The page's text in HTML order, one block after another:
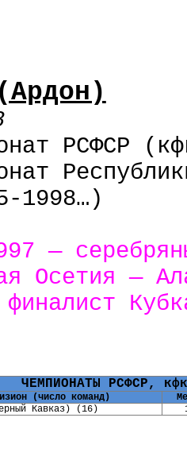
РСФСР
1998…)
—
Осетия —
ЧЕМПИОНАТЫ РСФСР,
(число команд)
Кавказ) (16)